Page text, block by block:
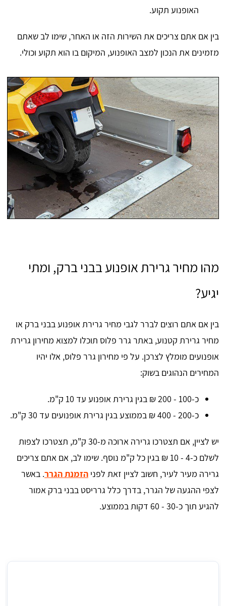
האופנוע תקוע.
בין אם אתם צריכים את השירות הזה או האחר, שימו לב שאתם
מזמינים את הנכון למצב האופנוע, המיקום בו הוא תקוע וכולי.
מהו מחיר גרירת אופנוע בבני ברק, ומתי
יגיע?
בין אם אתם רוצים לברר לגבי מחיר גרירת אופנוע בבני ברק או
מחיר גרירת קטנוע, באתר גרר פלוס תוכלו למצוא מחירון גרירת
אופנועים מומלץ לצרכן. על פי מחירון גרר פלוס, אלו יהיו
המחירים הנהוגים בשוק:
כ-100 - 200 ₪ בגין גרירת אופנוע עד 10 ק"מ.
כ-200 - 400 ₪ בממוצע בגין גרירת אופנועים עד 30 ק"מ.
יש לציין, אם תצטרכו גרירה ארוכה מ-30 ק"מ, תצטרכו לצפות
לשלם כ-4 - 10 ₪ בגין כל ק"מ נוסף. שימו לב, אם אתם צריכים
גרירה מעיר לעיר, חשוב לציין זאת לפני הזמנת הגרר. באשר
לצפי ההגעה של הגרר, בדרך כלל גרריסט בבני ברק אמור
להגיע תוך כ-30 - 60 דקות בממוצע.